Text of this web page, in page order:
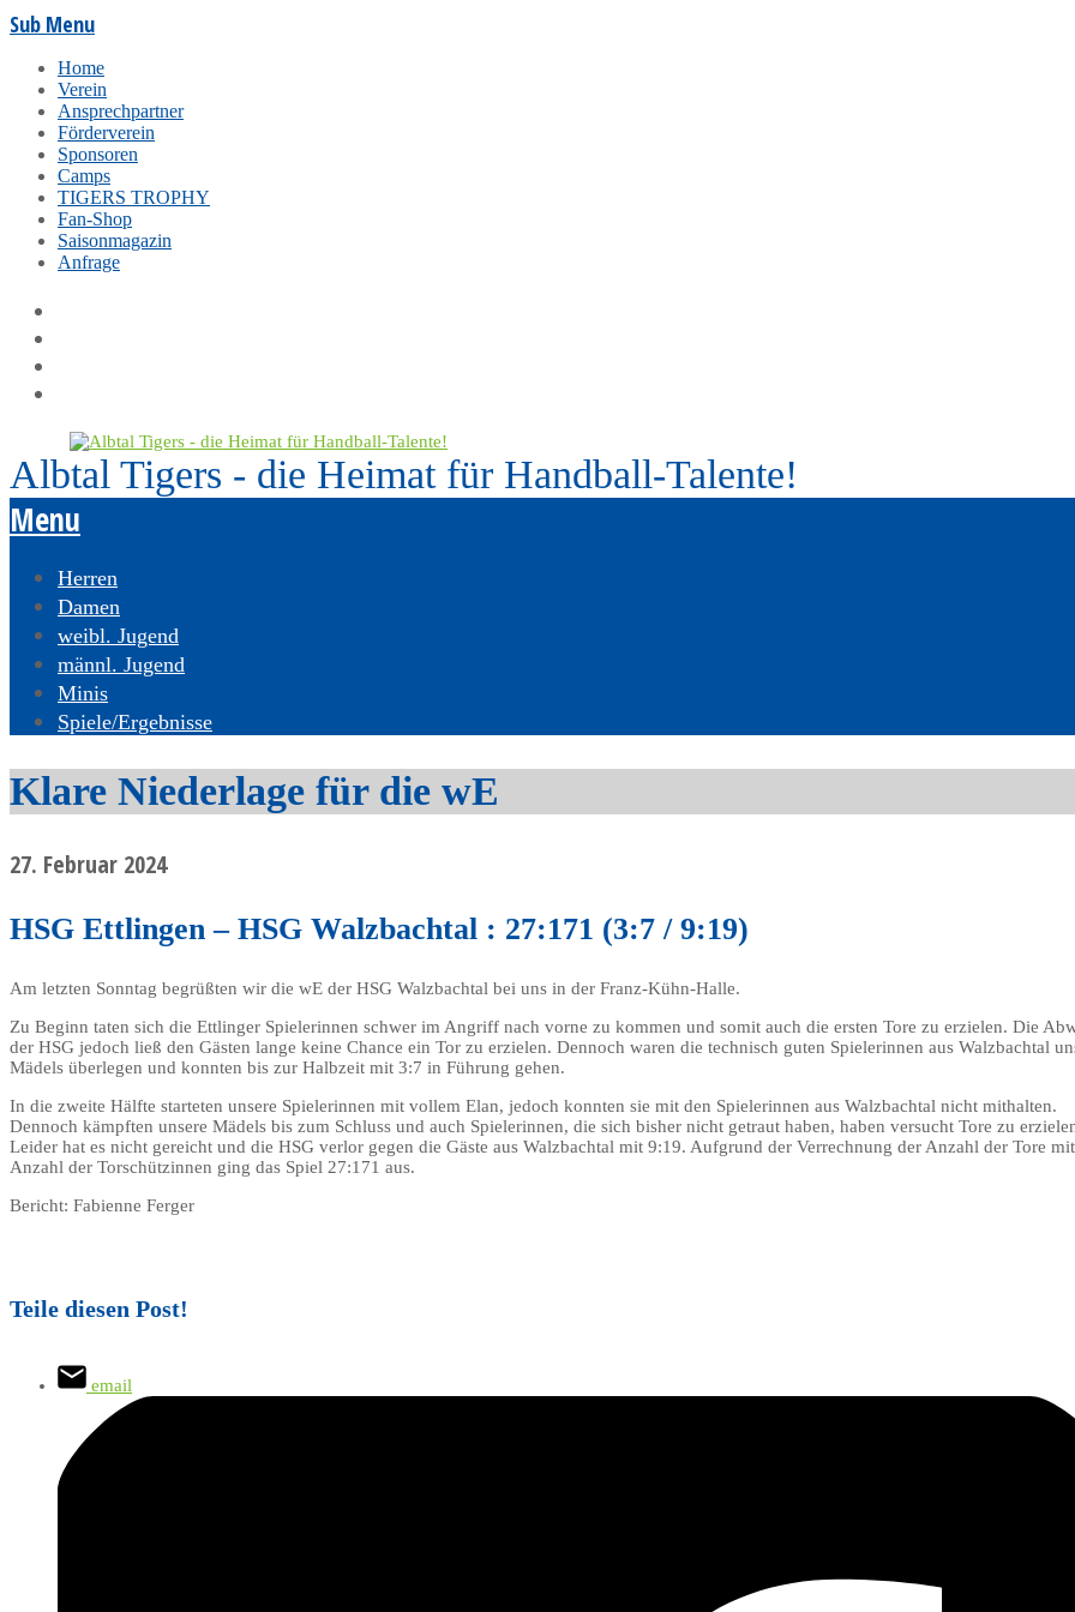
Sub Menu
Home
Verein
Ansprechpartner
Förderverein
Sponsoren
Camps
TIGERS TROPHY
Fan-Shop
Saisonmagazin
Anfrage
Albtal Tigers - die Heimat für Handball-Talente!
Menu
Herren
Damen
weibl. Jugend
männl. Jugend
Minis
Spiele/Ergebnisse
Klare Niederlage für die wE
27. Februar 2024
HSG Ettlingen – HSG Walzbachtal : 27:171 (3:7 / 9:19)
Am letzten Sonntag begrüßten wir die wE der HSG Walzbachtal bei uns in der Franz-Kühn-Halle.
Zu Beginn taten sich die Ettlinger Spielerinnen schwer im Angriff nach vorne zu kommen und somit auch die ersten Tore zu erzielen. Die
der HSG jedoch ließ den Gästen lange keine Chance ein Tor zu erzielen. Dennoch waren die technisch guten Spielerinnen aus Walzbachtal
Mädels überlegen und konnten bis zur Halbzeit mit 3:7 in Führung gehen.
In die zweite Hälfte starteten unsere Spielerinnen mit vollem Elan, jedoch konnten sie mit den Spielerinnen aus Walzbachtal nicht mithalten.
Dennoch kämpften unsere Mädels bis zum Schluss und auch Spielerinnen, die sich bisher nicht getraut haben, haben versucht Tore zu
Leider hat es nicht gereicht und die HSG verlor gegen die Gäste aus Walzbachtal mit 9:19. Aufgrund der Verrechnung der Anzahl der Tore
Anzahl der Torschützinnen ging das Spiel 27:171 aus.
Bericht: Fabienne Ferger
Teile diesen Post!
email